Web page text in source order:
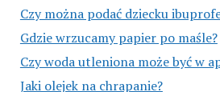
Czy można podać dziecku
Gdzie wrzucamy papier po maśle?
Czy woda utleniona może być w
Jaki olejek na chrapanie?